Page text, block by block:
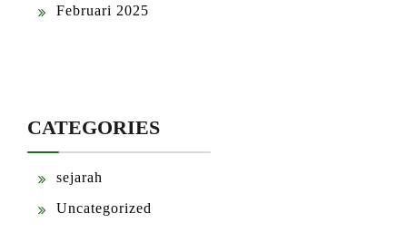
Februari 2025
CATEGORIES
sejarah
Uncategorized